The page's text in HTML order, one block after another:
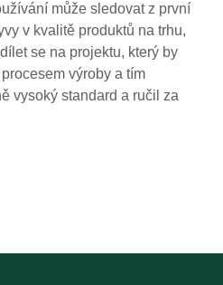
může sledovat z první
v kvalitě produktů na trhu,
se na projektu, který by
výroby a tím
vysoký standard a ručil za